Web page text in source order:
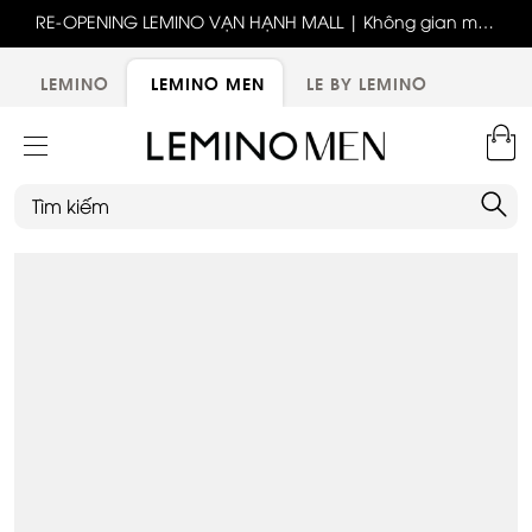
RE-OPENING LEMINO VẠN HẠNH MALL | Không gian mới,
trải nghiệm mới, ưu đãi tri ân đặc biệt
LEMINO
LEMINO MEN LE BY LEMINO